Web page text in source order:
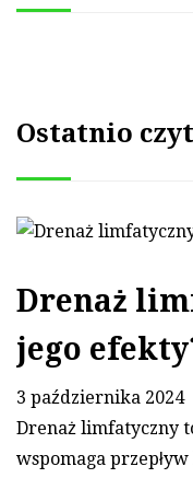
Ostatnio
Drenaż
jego
3 października 2024
Drenaż limfatyczny
wspomaga